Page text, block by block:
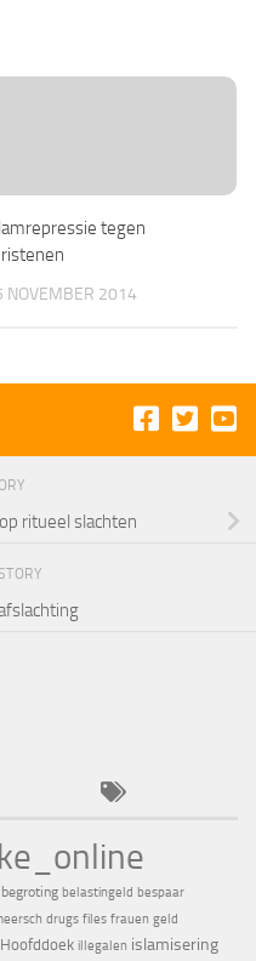
tegen
NOVEMBER 2014
ritueel slachten
begroting belastingeld bespaar
drugs files frauen geld
Hoofddoek illegalen islamisering